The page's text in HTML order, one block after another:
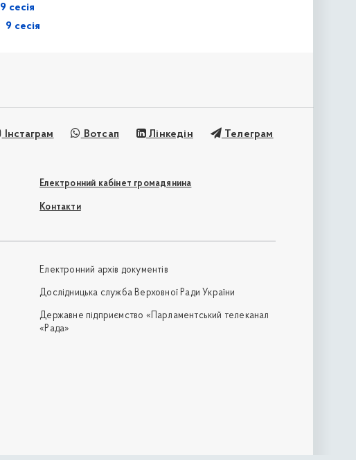
9 сесія
9 сесія
Інстаграм Вотсап Лінкедін Телеграм
Електронний кабінет громадянина
Контакти
Електронний архів документів
Дослідницька служба Верховної Ради України
Державне підприємство «Парламентський телеканал
«Рада»